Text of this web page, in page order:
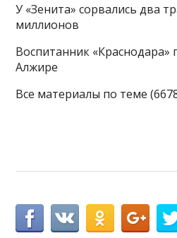
У «Зенита» сорвались два
миллионов
Воспитанник
Алжире
Все материалы по теме